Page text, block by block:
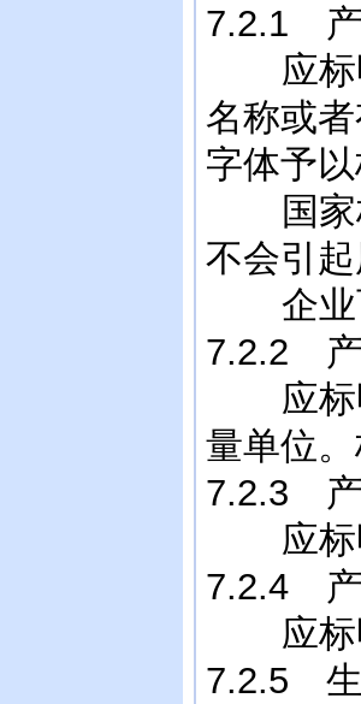
7.2.1 产
应标明
名称或
字体予
国家标
不会引
企业可
7.2.2
应标明
量单位
7.2.3 产
应标明
7.2.4 产
应标
7.2.5 生